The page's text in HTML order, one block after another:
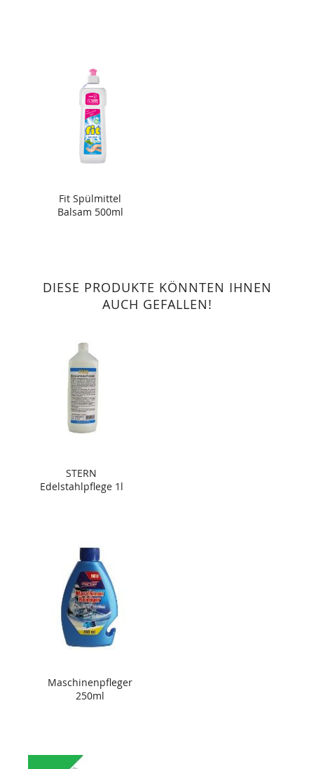
Fit Spülmittel
Balsam 500ml
DIESE PRODUKTE KÖNNTEN IHNEN
AUCH GEFALLEN!
STERN
Edelstahlpflege 1l
Maschinenpfleger
250ml